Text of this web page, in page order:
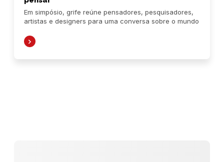
Em simpósio, grife reúne pensadores, pesquisadores,
artistas e designers para uma conversa sobre o mundo